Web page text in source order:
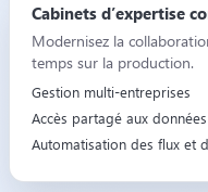
Cabinets d’expertise
Modernisez la
temps sur la production.
Gestion multi-entreprises
Accès partagé aux
Automatisation des flux et